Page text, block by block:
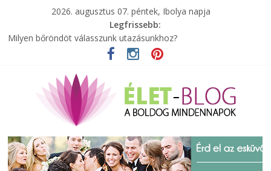
2026. augusztus 07. péntek, Ibolya napja
Legfrissebb:
Milyen bőröndöt válasszunk utazásunkhoz?
Elérhető zöld energia mindenki számára
Különleges tömörfa ládák Indiából
A zöld forradalom: A mosó- és parfümtermékek környezetbarát
szempontjainak erősítése